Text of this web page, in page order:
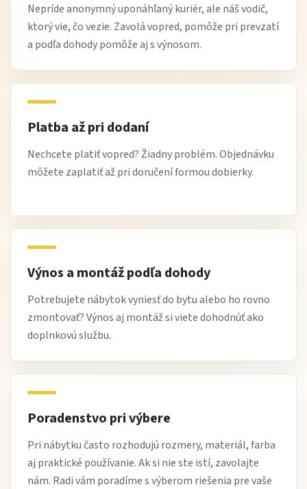
Moderný dizajn, pohodlné čalúnenie a kvalitnú
konštrukciu, ktorá zvyšuje komfort spánku.
Stručne:
posteľ do spálne, komfortný nábytok na relax
doplnok interiéru.
Nepríde anonymný uponáhľaný kuriér, ale náš vodič,
ktorý vie, čo vezie. Zavolá vopred, pomôže pri prevzatí
a podľa dohody pomôže aj s výnosom.
Platba až pri dodaní
Nechcete platiť vopred? Žiadny problém. Objednávku
môžete zaplatiť až pri doručení formou dobierky.
Výnos a montáž podľa dohody
Potrebujete nábytok vyniesť do bytu alebo ho rovno
zmontovať? Výnos aj montáž si viete dohodnúť ako
doplnkovú službu.
Poradenstvo pri výbere
Pri nábytku často rozhodujú rozmery, materiál, farba
aj praktické používanie. Ak si nie ste istí, zavolajte
nám. Radi vám poradíme s výberom riešenia pre vaše